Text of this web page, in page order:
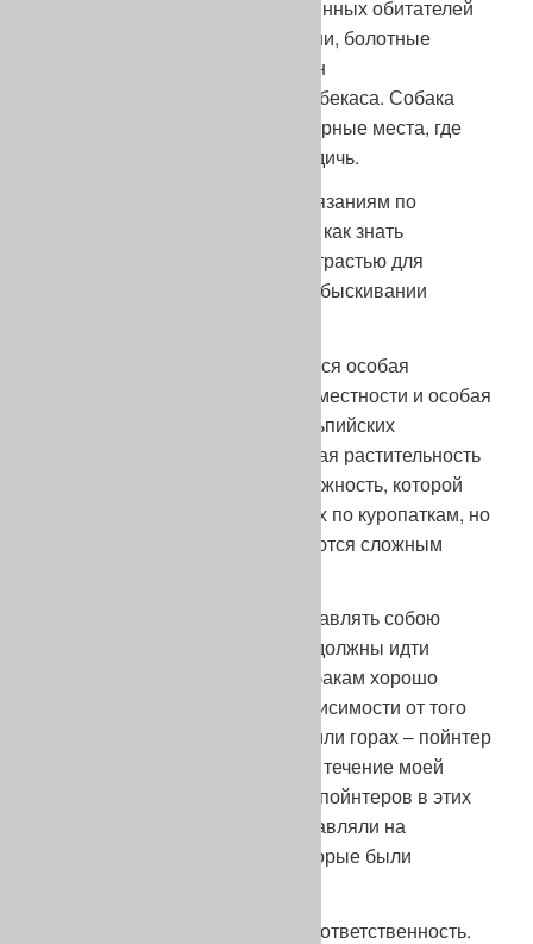
множества запахов многочисленных обитателей
болота (чибисы, пастушки, мыши, болотные
крысы, ондатры) собака должен
сконцентрироваться на запахе бекаса. Собака
бекасятник также знает характерные места, где
следует искать свою любимую дичь.
То же самое относится и к состязаниям по
вальдшнепу, на которых важно как знать
местность, так как и обладать страстью для
преодоление сложностей при обыскивании
На состязаниях в горах требуется особая
способность адаптироваться к местности и особая
манеру ее обыскивания. На альпийских
состязаниях по тетереву высокая растительность
добавляет дополнительную сложность, которой
нет на пиренейских состязаниях по куропаткам, но
горные испытания всегда остаются сложным
Эти состязания должны представлять собою
образ охоты. Ведущие и судьи должны идти
медленно, чтобы позволить собакам хорошо
обыскивать местность. Вне зависимости от того
происходит это в лесу, болоте или горах – пойнтер
приспосабливается ко всему. В течение моей
карьеры я видел потрясающих пойнтеров в этих
трех дисциплинах: всех представляли на
состязаниях их владельцы, которые были
На судей возлагается большая ответственность.